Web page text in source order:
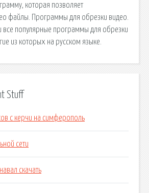
которая позволяет
файлы. Программы для обрезки видео.
все популярные программы для обрезки
из которых на русском языке.
Stuff
с керчи на симферополь
сети
скачать